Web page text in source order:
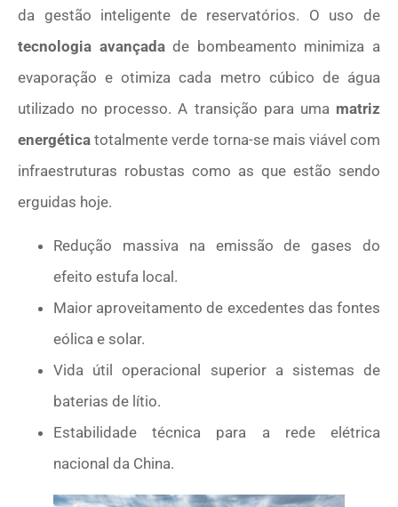
da gestão inteligente de reservatórios. O uso de
tecnologia avançadade bombeamento minimiza a
evaporação e otimiza cada metro cúbico de água
utilizado no processo. A transição para uma matriz
energética totalmente verde torna-se mais viável com
infraestruturas robustas como as que estão sendo
erguidas hoje.
Redução massiva na emissão de gases do
efeito estufa local.
Maior aproveitamento de excedentes das fontes
eólica e solar.
Vida útil operacional superior a sistemas de
baterias de lítio.
Estabilidade técnica para a rede elétrica
nacional da China.